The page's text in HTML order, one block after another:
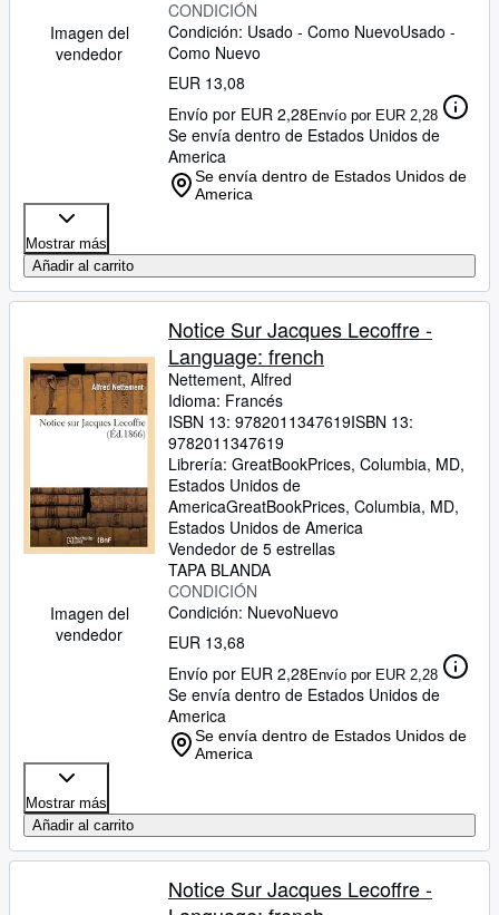
Imagen del
vendedor
CONDICIÓN
Condición: Usado - Como NuevoUsado -
Como Nuevo
EUR 13,08
Envío por EUR 2,28Envío por EUR 2,28
Se envía dentro de Estados Unidos de
America
Se envía dentro de Estados Unidos de
America
Mostrar más
Añadir al carrito
Imagen del
vendedor
Notice Sur Jacques Lecoffre -
Language: french
Nettement, Alfred
Idioma: Francés
ISBN 13: 9782011347619ISBN 13:
9782011347619
Librería: GreatBookPrices, Columbia, MD,
Estados Unidos de
AmericaGreatBookPrices, Columbia, MD,
Estados Unidos de America
Vendedor de 5 estrellas
TAPA BLANDA
CONDICIÓN
Condición: NuevoNuevo
EUR 13,68
Envío por EUR 2,28Envío por EUR 2,28
Se envía dentro de Estados Unidos de
America
Se envía dentro de Estados Unidos de
America
Mostrar más
Añadir al carrito
Notice Sur Jacques Lecoffre -